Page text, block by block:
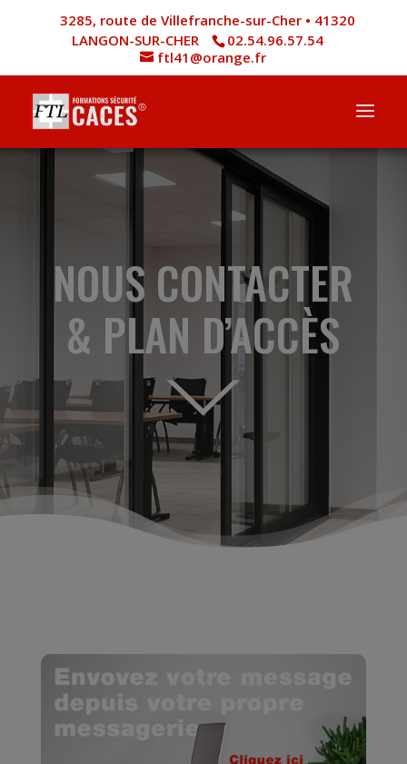
3285, route de Villefranche-sur-Cher • 41320
LANGON-SUR-CHER
02.54.96.57.54
ftl41@orange.fr
NOUS CONTACTER
& PLAN D’ACCÈS